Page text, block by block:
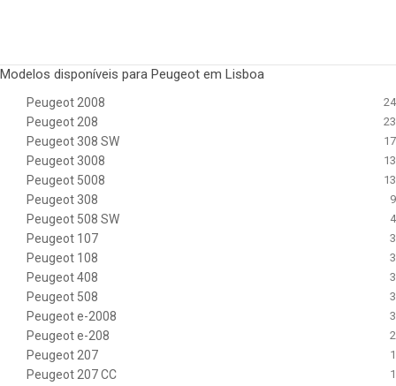
Modelos disponíveis para Peugeot em Lisboa
Peugeot 2008 24
Peugeot 208 23
Peugeot 308 SW 17
Peugeot 3008 13
Peugeot 5008 13
Peugeot 308 9
Peugeot 508 SW 4
Peugeot 107 3
Peugeot 108 3
Peugeot 408 3
Peugeot 508 3
Peugeot e-2008 3
Peugeot e-208 2
Peugeot 207 1
Peugeot 207 CC 1